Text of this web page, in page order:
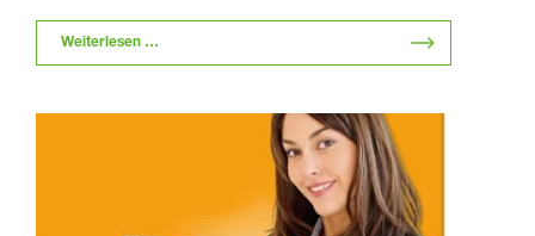
Sicherheitskonzept einer Standortvernetzung …
Weiterlesen …